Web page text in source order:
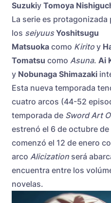
Suzukiy Tomoya
La serie es protagonizada
los seiyuus Yoshitsugu
Matsuoka como Kirito y
Tomatsu como Asuna. Ai
y Nobunaga Shimazaki
Esta nueva temporada
cuatro arcos (44-52
temporada de Sword Art
estrenó el 6 de octubre
comenzó el 12 de enero
arco Alicization será
encuentra entre los
novelas.